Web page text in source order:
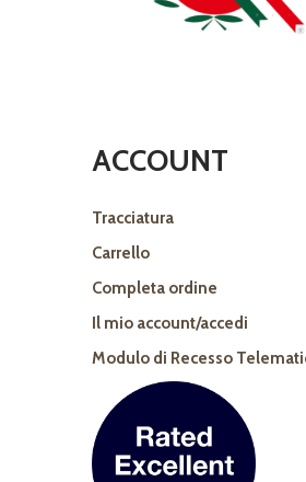
ACCOUNT
Tracciatura
Carrello
Completa ordine
Il mio account/accedi
Modulo di Recesso